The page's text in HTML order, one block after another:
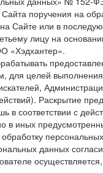
поручения на
Сайте или в
лицу на
«Хэдхантер».
для целей
Раскрытие
в соответствии с
в иных
данных